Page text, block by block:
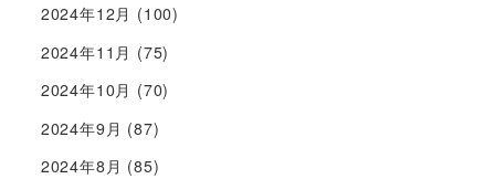
2024年12月 (100)
2024年11月 (75)
2024年10月 (70)
2024年9月 (87)
2024年8月 (85)